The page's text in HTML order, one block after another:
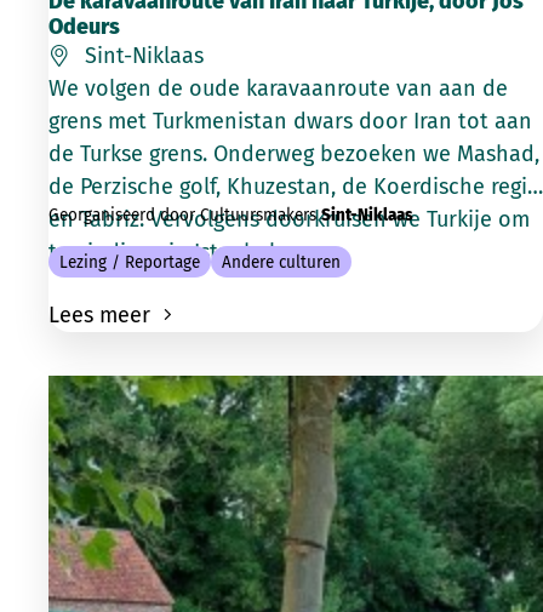
Odeurs
Sint-Niklaas
We volgen de oude karavaanroute van aan de
grens met Turkmenistan dwars door Iran tot aan
de Turkse grens. Onderweg bezoeken we Mashad,
de Perzische golf, Khuzestan, de Koerdische regio
en Tabriz. Vervolgens doorkruisen we Turkije om
te eindigen in Istanbul.
Georganiseerd door CultuursmakersSint-Niklaas
Lezing / Reportage Andere culturen
Lees meer